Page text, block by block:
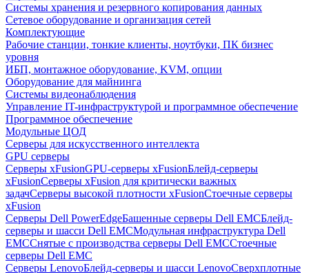
Системы хранения и резервного копирования данных
Сетевое оборудование и организация сетей
Комплектующие
Рабочие станции, тонкие клиенты, ноутбуки, ПК бизнес
уровня
ИБП, монтажное оборудование, KVM, опции
Оборудование для майнинга
Системы видеонаблюдения
Управление IT-инфраструктурой и программное обеспечение
Программное обеспечение
Модульные ЦОД
Серверы для искусственного интеллекта
GPU серверы
Серверы xFusionGPU-серверы xFusionБлейд-серверы
xFusionСерверы xFusion для критически важных
задачСерверы высокой плотности xFusionСтоечные серверы
xFusion
Серверы Dell PowerEdgeБашенные серверы Dell EMCБлейд-
серверы и шасси Dell EMCМодульная инфраструктура Dell
EMCСнятые с производства серверы Dell EMCСтоечные
серверы Dell EMC
Серверы LenovoБлейд-серверы и шасси LenovoСверхплотные